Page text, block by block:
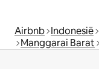
Airbnb Indonesië
Manggarai Barat